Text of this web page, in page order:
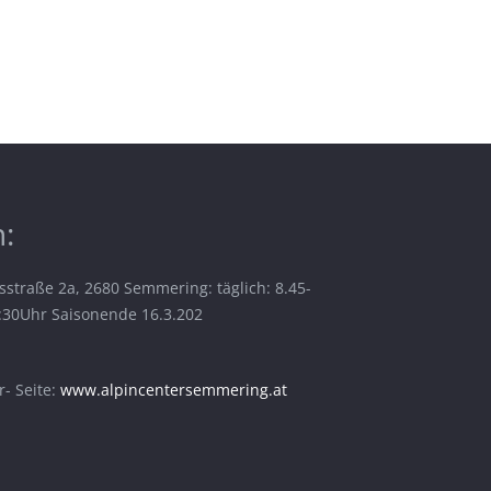
2a, 2680 Semmering: täglich: 8.45-
Saisonende 16.3.202
Seite: www.alpincentersemmering.at